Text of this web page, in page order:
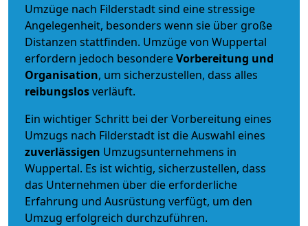
Umzüge nach Filderstadt sind eine stressige
Angelegenheit, besonders wenn sie über große
Distanzen stattfinden. Umzüge von Wuppertal
erfordern jedoch besondereVorbereitung und
Organisation, um sicherzustellen, dass alles
reibungslosverläuft.
Ein wichtiger Schritt bei der Vorbereitung eines
Umzugs nach Filderstadt ist die Auswahl eines
zuverlässigen Umzugsunternehmens in
Wuppertal. Es ist wichtig, sicherzustellen, dass
das Unternehmen über die erforderliche
Erfahrung und Ausrüstung verfügt, um den
Umzug erfolgreich durchzuführen.